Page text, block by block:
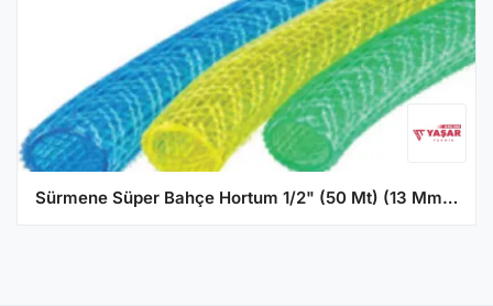
Sürmene Süper Bahçe Hortum 1/2" (50 Mt) (13 Mm) - 50 Metre